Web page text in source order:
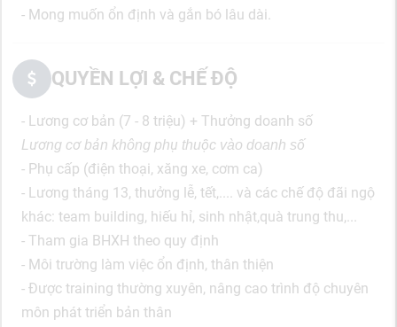
- Mong muốn ổn định và gắn bó lâu dài.
QUYỀN LỢI & CHẾ ĐỘ
- Lương cơ bản (7 - 8 triệu) + Thưởng doanh số
Lương cơ bản không phụ thuộc vào doanh số
- Phụ cấp (điện thoại, xăng xe, cơm ca)
- Lương tháng 13, thưởng lễ, tết,.... và các chế độ đãi ngộ
khác: team building, hiếu hỉ, sinh nhật,quà trung thu,...
- Tham gia BHXH theo quy định
- Môi trường làm việc ổn định, thân thiện
- Được training thường xuyên, nâng cao trình độ chuyên
môn phát triển bản thân